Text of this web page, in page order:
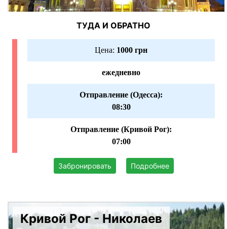
ТУДА И ОБРАТНО
Цена: 1000 грн
ежедневно
Отправление (Одесса):
08:30
Отправление (Кривой Рог):
07:00
Забронировать Подробнее
Кривой Рог - Николаев